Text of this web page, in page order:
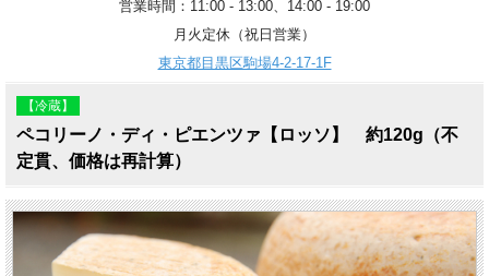
営業時間：11:00 - 13:00、14:00 - 19:00
月火定休（祝日営業）
東京都目黒区駒場4-2-17-1F
【冷蔵】
ペコリーノ・ディ・ピエンツァ【ロッソ】 約120g（不
定貫、価格は再計算）